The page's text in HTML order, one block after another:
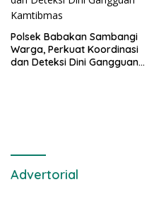
Polsek Babakan Sambangi
Warga, Perkuat Koordinasi
dan Deteksi Dini Gangguan
Advertorial